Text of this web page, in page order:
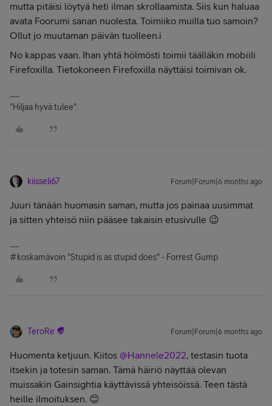
mutta pitäisi löytyä heti ilman skrollaamista. Siis kun haluaa
avata Foorumi sanan nuolesta. Toimiiko muilla tuo samoin?
Ollut jo muutaman päivän tuolleen.i
No kappas vaan. Ihan yhtä hölmösti toimii täälläkin mobiili
Firefoxilla. Tietokoneen Firefoxilla näyttäisi toimivan ok.
"Hiljaa hyvä tulee".
kiisseli67 Forum|Forum|6 months ago
Juuri tänään huomasin saman, mutta jos painaa uusimmat
ja sitten yhteisö niin pääsee takaisin etusivulle 😉
#koskamävoin "Stupid is as stupid does" - Forrest Gump
TeroRe Forum|Forum|6 months ago
Huomenta ketjuun. Kiitos ​ @Hannele2022, testasin tuota
itsekin ja totesin saman. Tämä häiriö näyttää olevan
muissakin Gainsightia käyttävissä yhteisöissä. Teen tästä
heille ilmoituksen. 😊